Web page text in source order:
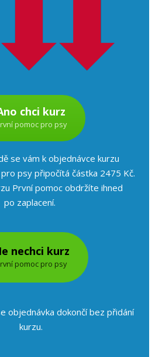
chci kurz
pomoc pro psy
se vám k objednávce kurzu
pro psy připočítá částka 2475 Kč.
První pomoc obdržíte ihned
po zaplacení.
nechci kurz
pomoc pro psy
objednávka dokončí bez přidání
kurzu.